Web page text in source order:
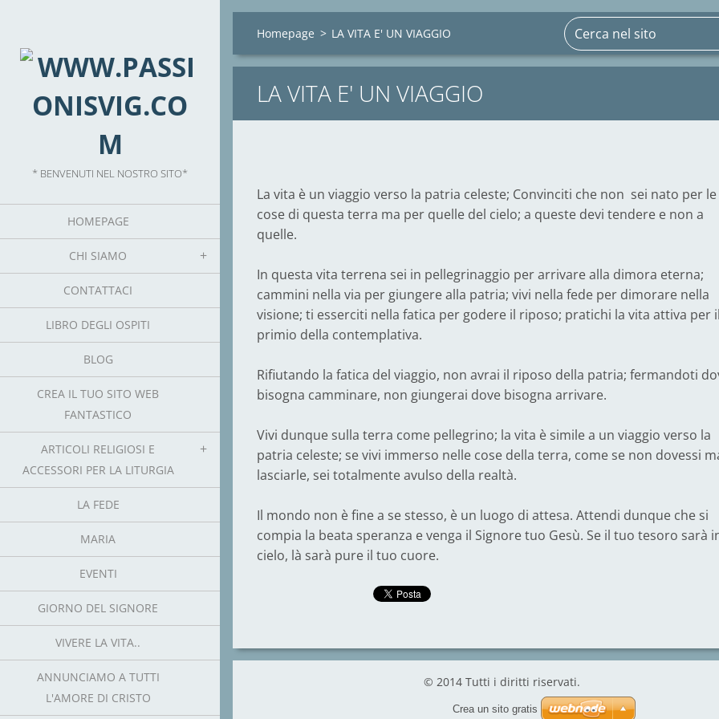
* BENVENUTI NEL NOSTRO SITO*
HOMEPAGE
CHI SIAMO
CONTATTACI
LIBRO DEGLI OSPITI
BLOG
CREA IL TUO SITO WEB
FANTASTICO
ARTICOLI RELIGIOSI E
ACCESSORI PER LA LITURGIA
LA FEDE
MARIA
EVENTI
GIORNO DEL SIGNORE
VIVERE LA VITA..
ANNUNCIAMO A TUTTI
L'AMORE DI CRISTO
Homepage > LA VITA E' UN VIAGGIO
LA VITA E' UN VIAGGIO
La vita è un viaggio verso la patria celeste; Convinciti che non sei nato per le
cose di questa terra ma per quelle del cielo; a queste devi tendere e non a
quelle.
In questa vita terrena sei in pellegrinaggio per arrivare alla dimora eterna;
cammini nella via per giungere alla patria; vivi nella fede per dimorare nella
visione; ti esserciti nella fatica per godere il riposo; pratichi la vita attiva per
primio della contemplativa.
Rifiutando la fatica del viaggio, non avrai il riposo della patria; fermandoti
bisogna camminare, non giungerai dove bisogna arrivare.
Vivi dunque sulla terra come pellegrino; la vita è simile a un viaggio verso la
patria celeste; se vivi immerso nelle cose della terra, come se non dovessi
lasciarle, sei totalmente avulso della realtà.
Il mondo non è fine a se stesso, è un luogo di attesa. Attendi dunque che si
compia la beata speranza e venga il Signore tuo Gesù. Se il tuo tesoro sarà
cielo, là sarà pure il tuo cuore.
© 2014 Tutti i diritti riservati.
Crea un sito gratis